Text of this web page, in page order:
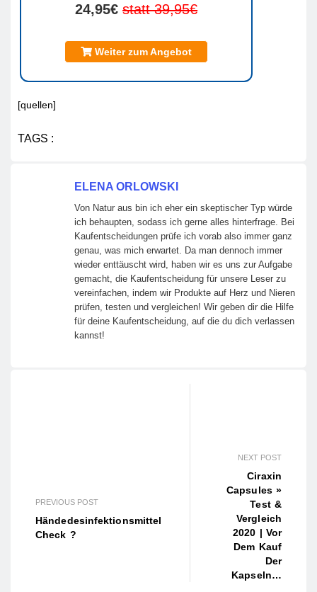
24,95€ statt 39,95€
Weiter zum Angebot
[quellen]
TAGS :
ELENA ORLOWSKI
Von Natur aus bin ich eher ein skeptischer Typ würde
ich behaupten, sodass ich gerne alles hinterfrage. Bei
Kaufentscheidungen prüfe ich vorab also immer ganz
genau, was mich erwartet. Da man dennoch immer
wieder enttäuscht wird, haben wir es uns zur Aufgabe
gemacht, die Kaufentscheidung für unsere Leser zu
vereinfachen, indem wir Produkte auf Herz und Nieren
prüfen, testen und vergleichen! Wir geben dir die Hilfe
für deine Kaufentscheidung, auf die du dich verlassen
kannst!
PREVIOUS POST
Händedesinfektionsmittel
Check ?
NEXT POST
Ciraxin
Capsules »
Test &
Vergleich
2020 | Vor
Dem Kauf
Der
Kapseln…